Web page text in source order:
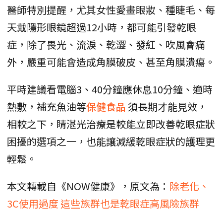
醫師特別提醒，尤其女性愛畫眼妝、種睫毛、每
天戴隱形眼鏡超過12小時，都可能引發乾眼
症，除了畏光、流淚、乾澀、發紅、吹風會痛
外，嚴重可能會造成角膜破皮、甚至角膜潰瘍。
平時建議看電腦3、40分鐘應休息10分鐘、適時
熱敷，補充魚油等保健食品 須長期才能見效，
相較之下，睛湛光治療是較能立即改善乾眼症狀
困擾的選項之一，也能讓減緩乾眼症狀的護理更
輕鬆。
本文轉載自《NOW健康》，原文為： 除老化、
3C使用過度 這些族群也是乾眼症高風險族群